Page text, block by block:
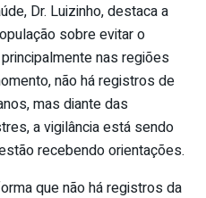
Dr. Luizinho, destaca a
sobre evitar o
nas regiões
não há registros de
mas diante das
a vigilância está sendo
recebendo orientações.
que não há registros da